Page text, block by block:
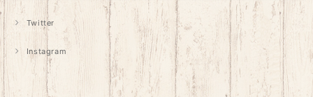
Twitter
Instagram